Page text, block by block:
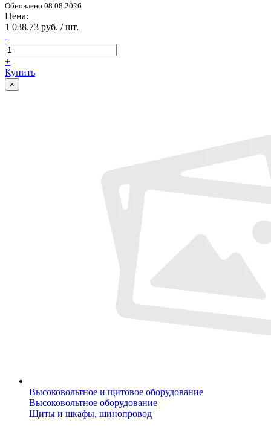
Обновлено 08.08.2026
Цена:
1 038.73 руб. / шт.
-
+
Купить
×
Высоковольтное и щитовое оборудование
Высоковольтное оборудование
Щиты и шкафы, шинопровод